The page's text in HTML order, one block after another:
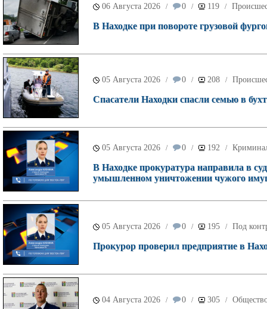
06 Августа 2026 / 0 / 119 /
В Находке при повороте грузовой
05 Августа 2026 / 0 / 208 /
Спасатели Находки спасли семью в
05 Августа 2026 / 0 / 192 /
В Находке прокуратура направила в
умышленном уничтожении чужого
05 Августа 2026 / 0 / 195 / Под
Прокурор проверил предприятие в
04 Августа 2026 / 0 / 305 /